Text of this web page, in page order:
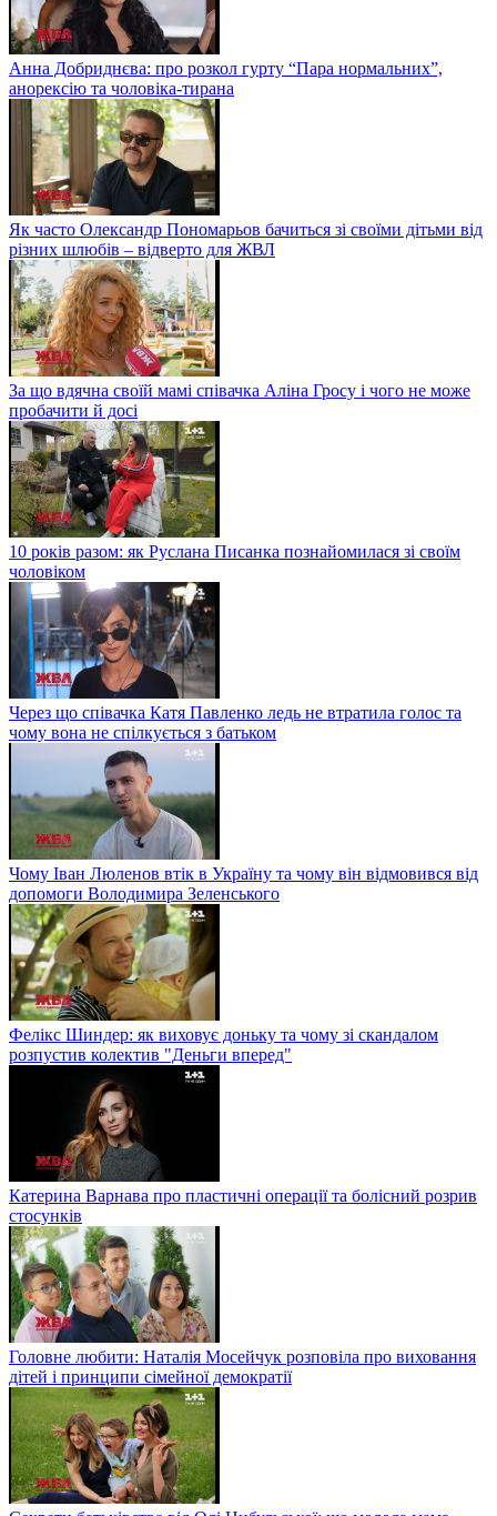
Анна Добриднєва: про розкол гурту “Пара нормальних”,
анорексію та чоловіка-тирана
Як часто Олександр Пономарьов бачиться зі своїми дітьми від
різних шлюбів – відверто для ЖВЛ
За що вдячна своїй мамі співачка Аліна Гросу і чого не може
пробачити й досі
10 років разом: як Руслана Писанка познайомилася зі своїм
чоловіком
Через що співачка Катя Павленко ледь не втратила голос та
чому вона не спілкується з батьком
Чому Іван Люленов втік в Україну та чому він відмовився від
допомоги Володимира Зеленського
Фелікс Шиндер: як виховує доньку та чому зі скандалом
розпустив колектив "Деньги вперед"
Катерина Варнава про пластичні операції та болісний розрив
стосунків
Головне любити: Наталія Мосейчук розповіла про виховання
дітей і принципи сімейної демократії